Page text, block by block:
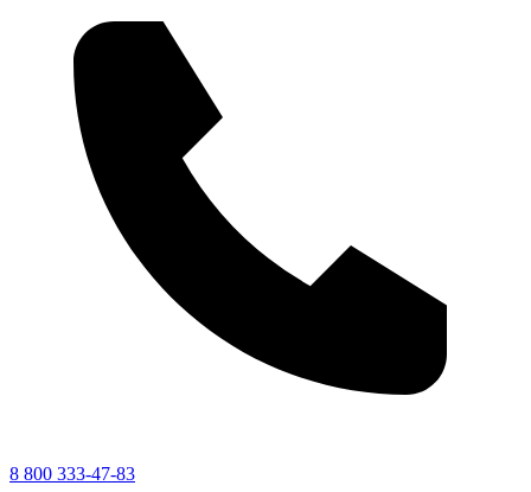
8 800 333-47-83